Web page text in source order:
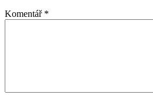
Komentář *